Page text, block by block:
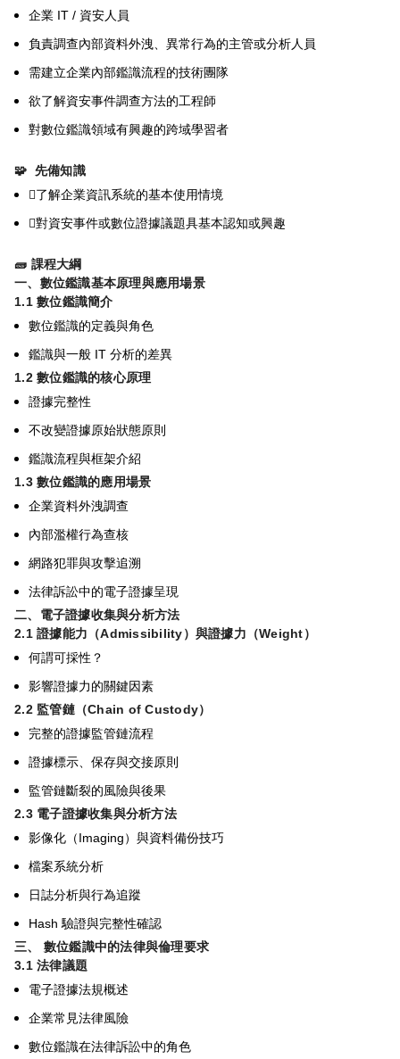
企業 IT / 資安人員
負責調查內部資料外洩、異常行為的主管或分析人員
需建立企業內部鑑識流程的技術團隊
欲了解資安事件調查方法的工程師
對數位鑑識領域有興趣的跨域學習者
🧩 先備知識
了解企業資訊系統的基本使用情境
對資安事件或數位證據議題具基本認知或興趣
🧱 課程大綱
一、數位鑑識基本原理與應用場景
1.1 數位鑑識簡介
數位鑑識的定義與角色
鑑識與一般 IT 分析的差異
1.2 數位鑑識的核心原理
證據完整性
不改變證據原始狀態原則
鑑識流程與框架介紹
1.3 數位鑑識的應用場景
企業資料外洩調查
內部濫權行為查核
網路犯罪與攻擊追溯
法律訴訟中的電子證據呈現
二、電子證據收集與分析方法
2.1 證據能力（Admissibility）與證據力（Weight）
何謂可採性？
影響證據力的關鍵因素
2.2 監管鏈（Chain of Custody）
完整的證據監管鏈流程
證據標示、保存與交接原則
監管鏈斷裂的風險與後果
2.3 電子證據收集與分析方法
影像化（ Imaging ）與資料備份技巧
檔案系統分析
日誌分析與行為追蹤
Hash驗證與完整性確認
三、 數位鑑識中的法律與倫理要求
3.1 法律議題
電子證據法規概述
企業常見法律風險
數位鑑識在法律訴訟中的角色